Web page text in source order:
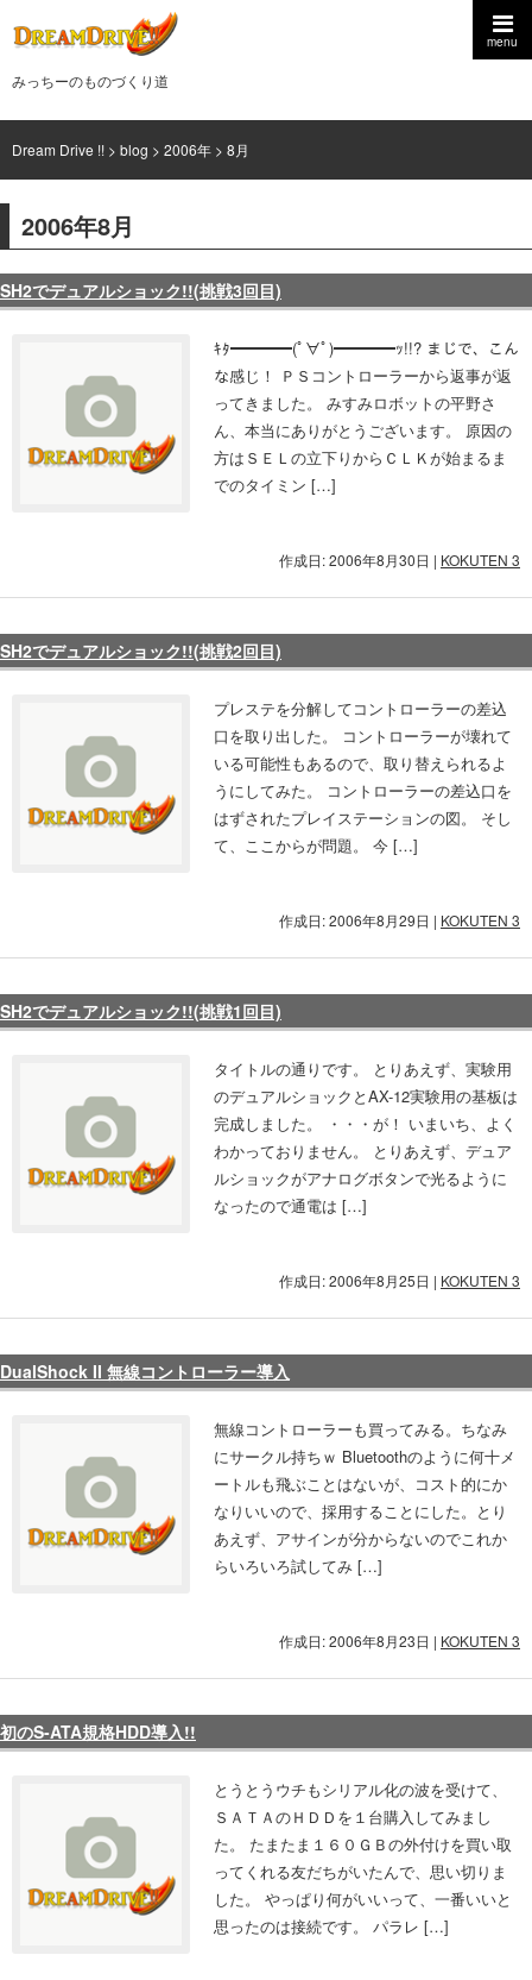
menu
みっちーのものづくり道
Dream Drive !! > blog > 2006年 > 8月
2006年8月
SH2でデュアルショック!!(挑戦3回目)
ｷﾀ━━━━(ﾟ∀ﾟ)━━━━ｯ!!? まじで、こん
な感じ！ ＰＳコントローラーから返事が返
ってきました。 みすみロボットの平野さ
ん、本当にありがとうございます。 原因の
方はＳＥＬの立下りからＣＬＫが始まるま
でのタイミン […]
作成日: 2006年8月30日 | KOKUTEN 3
SH2でデュアルショック!!(挑戦2回目)
プレステを分解してコントローラーの差込
口を取り出した。 コントローラーが壊れて
いる可能性もあるので、取り替えられるよ
うにしてみた。 コントローラーの差込口を
はずされたプレイステーションの図。 そし
て、ここからが問題。 今 […]
作成日: 2006年8月29日 | KOKUTEN 3
SH2でデュアルショック!!(挑戦1回目)
タイトルの通りです。 とりあえず、実験用
のデュアルショックとAX-12実験用の基板は
完成しました。 ・・・が！ いまいち、よく
わかっておりません。 とりあえず、デュア
ルショックがアナログボタンで光るように
なったので通電は […]
作成日: 2006年8月25日 | KOKUTEN 3
DualShock II 無線コントローラー導入
無線コントローラーも買ってみる。ちなみ
にサークル持ちｗ Bluetoothのように何十メ
ートルも飛ぶことはないが、コスト的にか
なりいいので、採用することにした。とり
あえず、アサインが分からないのでこれか
らいろいろ試してみ […]
作成日: 2006年8月23日 | KOKUTEN 3
初のS-ATA規格HDD導入!!
とうとうウチもシリアル化の波を受けて、
ＳＡＴＡのＨＤＤを１台購入してみまし
た。 たまたま１６０ＧＢの外付けを買い取
ってくれる友だちがいたんで、思い切りま
した。 やっぱり何がいいって、一番いいと
思ったのは接続です。 パラレ […]